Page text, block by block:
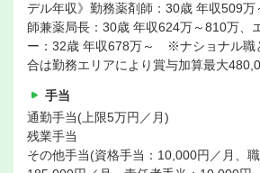
デル年収》勤務薬剤師：30歳 年収509万
師兼薬局長：30歳 年収624万～810万、
ー：32歳 年収678万～ ※ナショナル職
合は勤務エリアにより賞与加算最大
手当
通勤手当(上限5万円／月)
残業手当
その他手当(資格手当：10,000円／月、